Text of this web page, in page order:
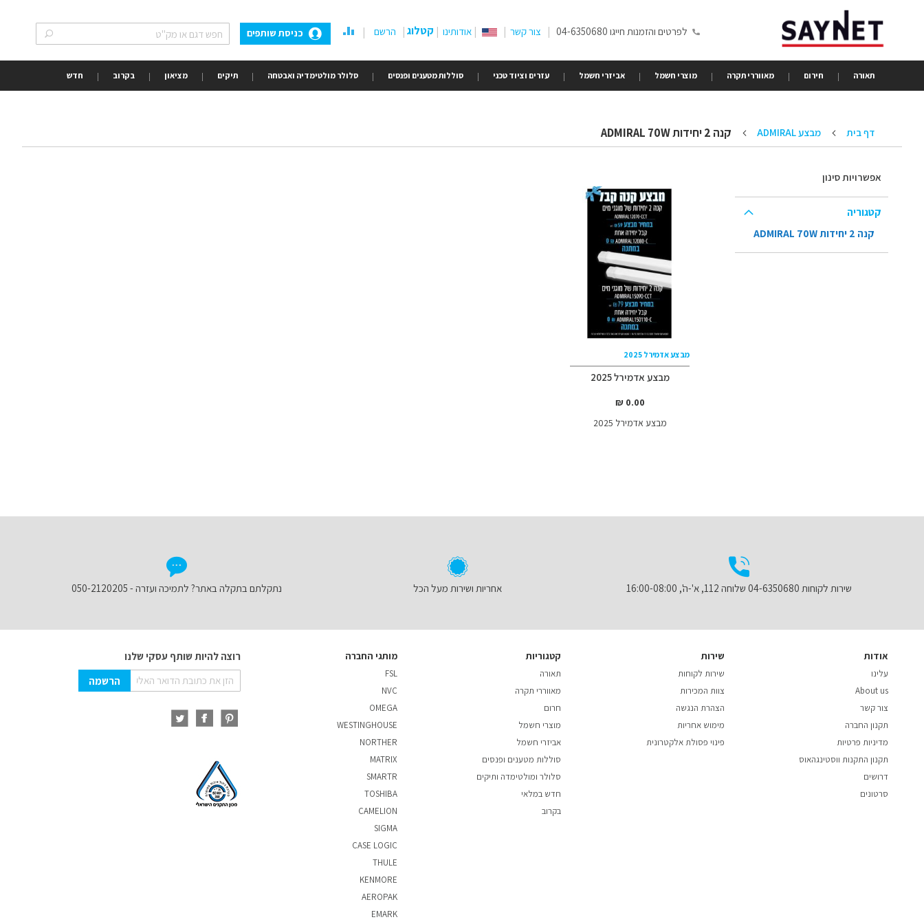
to
Content
לפרטים והזמנות חייגו 04-6350680 צור קשר אודותינו קטלוג
הרשם
חפש
כניסת שותפים
תאורה חירום מאווררי תקרה מוצרי חשמל אביזרי חשמל עזרים וציוד טכני סוללות מטענים ופנסים סלולר מולטימדיה ואבטחה תיקים מציאון בקרוב חדש
דף בית מבצע ADMIRAL קנה 2 יחידות ADMIRAL 70W
מבצע אדמירל 2025
מבצע אדמירל 2025
0.00 ₪
מבצע אדמירל 2025
אפשרויות סינון
קטגוריה
קנה 2 יחידות ADMIRAL 70W
נתקלתם בתקלה באתר? לתמיכה ועזרה - 050-2120205 אחריות ושירות מעל הכל שירות לקוחות 04-6350680 שלוחה 112, א'-ה', 16:00-08:00
אודות
עלינו
About us
צור קשר
תקנון החברה
מדיניות פרטיות
תקנון התקנות ווסטינגהאוס
דרושים
סרטונים
שירות
שירות לקוחות
צוות המכירות
הצהרת הנגשה
מימוש אחריות
פינוי פסולת אלקטרונית
קטגוריות
תאורה
מאווררי תקרה
חרום
מוצרי חשמל
אביזרי חשמל
סוללות מטענים ופנסים
סלולר ומולטימדה ותיקים
חדש במלאי
בקרוב
מותגי החברה
FSL
NVC
OMEGA
WESTINGHOUSE
NORTHER
MATRIX
SMARTR
TOSHIBA
CAMELION
SIGMA
CASE LOGIC
THULE
KENMORE
AEROPAK
EMARK
רוצה להיות שותף עסקי שלנו
Sign
Up
Our
הרשמה